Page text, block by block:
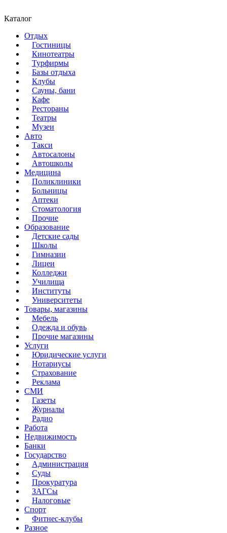
Каталог
Отдых
Гостиницы
Кинотеатры
Турфирмы
Базы отдыха
Клубы
Сауны, бани
Кафе
Рестораны
Театры
Музеи
Авто
Такси
Автосалоны
Автошколы
Медицина
Поликлиники
Больницы
Аптеки
Стоматология
Прочие
Образование
Детские сады
Школы
Гимназии
Лицеи
Колледжи
Училища
Институты
Университеты
Товары, магазины
Мебель
Одежда и обувь
Прочие магазины
Услуги
Юридические услуги
Нотариусы
Страхование
Реклама
СМИ
Газеты
Журналы
Радио
Работа
Недвижимость
Банки
Государство
Администрация
Суды
Прокуратура
ЗАГСы
Налоговые
Спорт
Фитнес-клубы
Разное